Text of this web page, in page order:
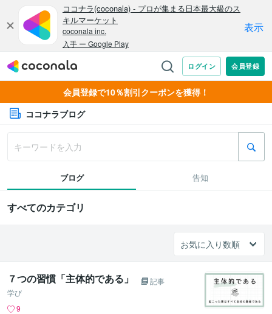
会員登録で10％割引クーポンを獲得！
ココナラブログ
ブログ 告知
すべてのカテゴリ
７つの習慣「主体的である」
記事
学び
9